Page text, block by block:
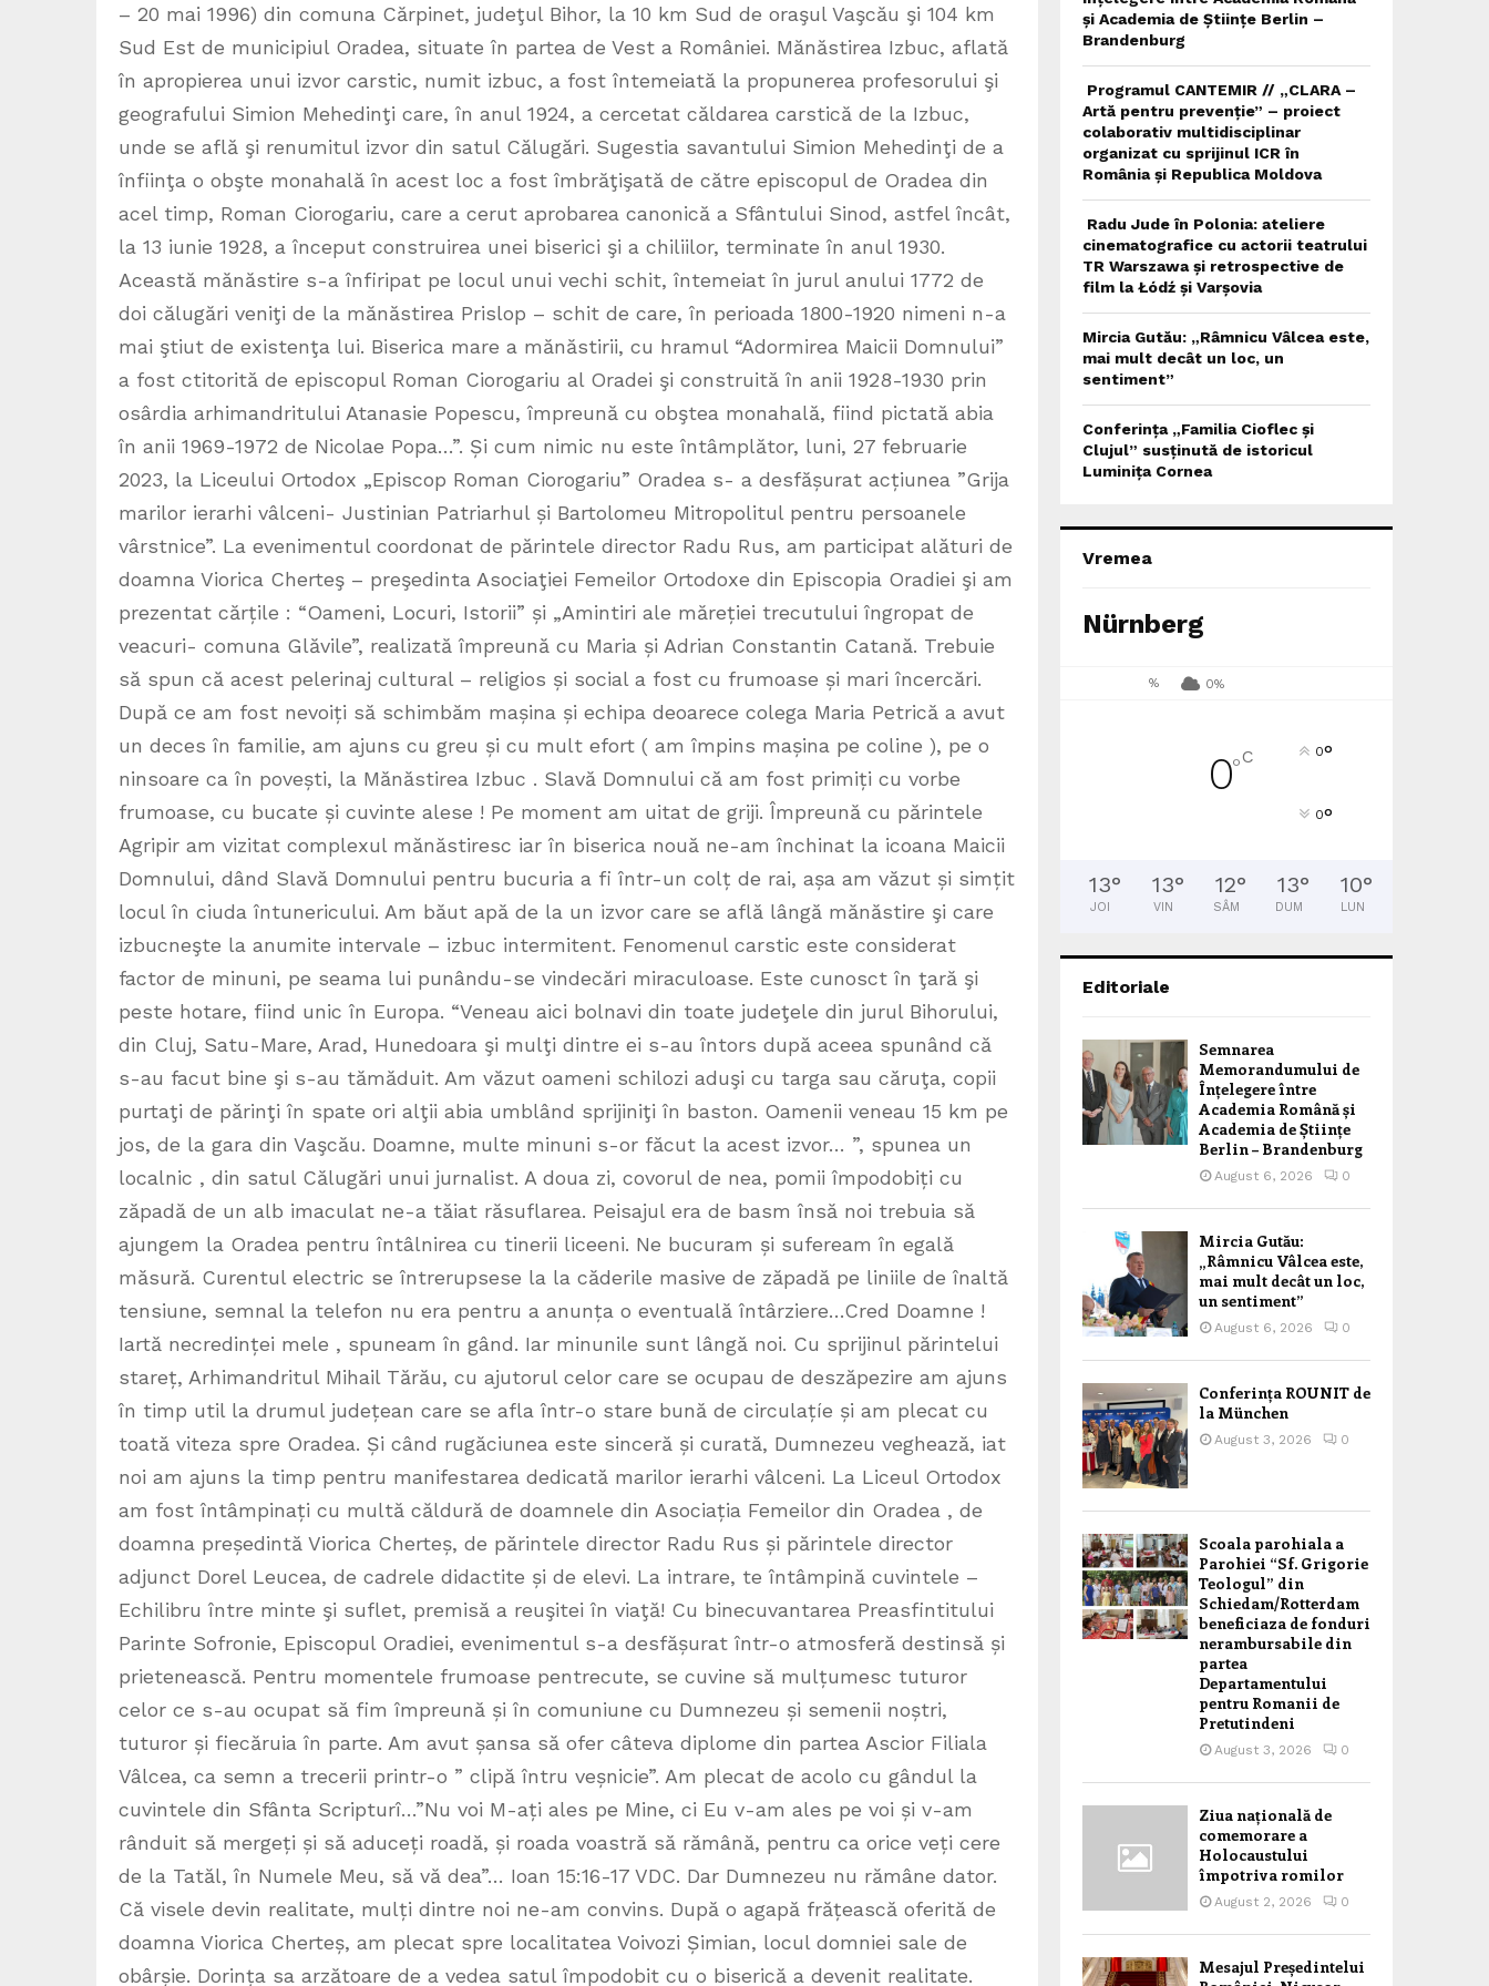
și Academia de Științe Berlin –
Brandenburg
Programul CANTEMIR // „CLARA –
Artă pentru prevenție” – proiect
colaborativ multidisciplinar
organizat cu sprijinul ICR în
România și Republica Moldova
Radu Jude în Polonia: ateliere
cinematografice cu actorii teatrului
TR Warszawa și retrospective de
film la Łódź și Varșovia
Mircia Gutău: „Râmnicu Vâlcea este,
mai mult decât un loc, un
sentiment”
Conferința „Familia Cioflec și
Clujul” susținută de istoricul
Luminița Cornea
Vremea
Nürnberg
% 0%
0°C 0°
0°
13°
JOI
13°
VIN
12°
SÂM
13°
DUM
10°
LUN
Editoriale
Semnarea
Memorandumului de
Înțelegere între
Academia Română și
Academia de Științe
Berlin – Brandenburg
August 6, 2026 0
Mircia Gutău:
„Râmnicu Vâlcea este,
mai mult decât un loc,
un sentiment”
August 6, 2026 0
Conferința ROUNIT de
la München
August 3, 2026 0
Scoala parohiala a
Parohiei “Sf. Grigorie
Teologul” din
Schiedam/Rotterdam
beneficiaza de fonduri
nerambursabile din
partea
Departamentului
pentru Romanii de
Pretutindeni
August 3, 2026 0
Ziua națională de
comemorare a
Holocaustului
împotriva romilor
August 2, 2026 0
Mesajul Președintelui